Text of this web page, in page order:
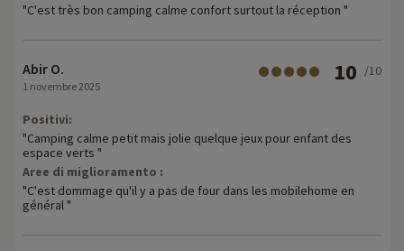
"C'est très bon camping calme confort surtout la réception "
Abir O.
1 novembre 2025
10 /10
Positivi:
"Camping calme petit mais jolie quelque jeux pour enfant des
espace verts "
Aree di miglioramento :
"C'est dommage qu'il y a pas de four dans les mobilehome en
général "